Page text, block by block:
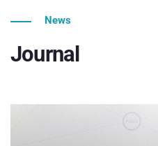
News
Journal